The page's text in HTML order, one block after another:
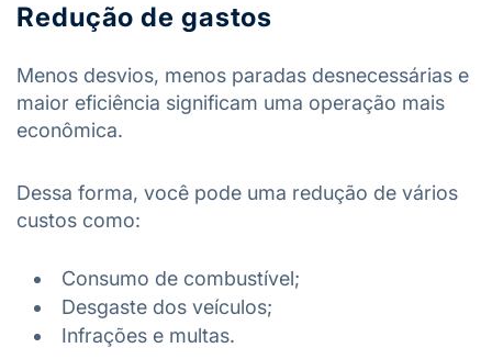
Redução de gastos
Menos desvios, menos paradas desnecessárias e
maior eficiência significam uma operação mais
econômica.
Dessa forma, você pode uma redução de vários
custos como:
Consumo de combustível;
Desgaste dos veículos;
Infrações e multas.